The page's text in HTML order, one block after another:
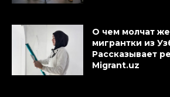
О чем молчат
мигрантки из
Рассказывает
Migrant.uz